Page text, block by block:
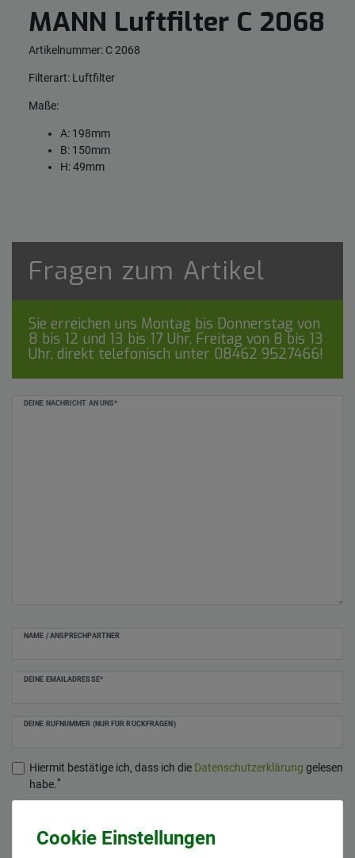
MANN Luftfilter C 2068
Artikelnummer: C 2068
Filterart: Luftfilter
Maße:
A: 198mm
B: 150mm
H: 49mm
Fragen zum Artikel
Sie erreichen uns Montag bis Donnerstag von
8 bis 12 und 13 bis 17 Uhr, Freitag von 8 bis 13
Uhr, direkt telefonisch unter 08462 9527466!
DEINE NACHRICHT AN UNS*
NAME / ANSPRECHPARTNER
DEINE EMAILADRESSE*
DEINE RUFNUMMER (NUR FÜR RÜCKFRAGEN)
Hiermit bestätige ich, dass ich die Daten­schutz­erklärung gelesen
habe.*
Ceres::Template.mailFormHoneypotLabel